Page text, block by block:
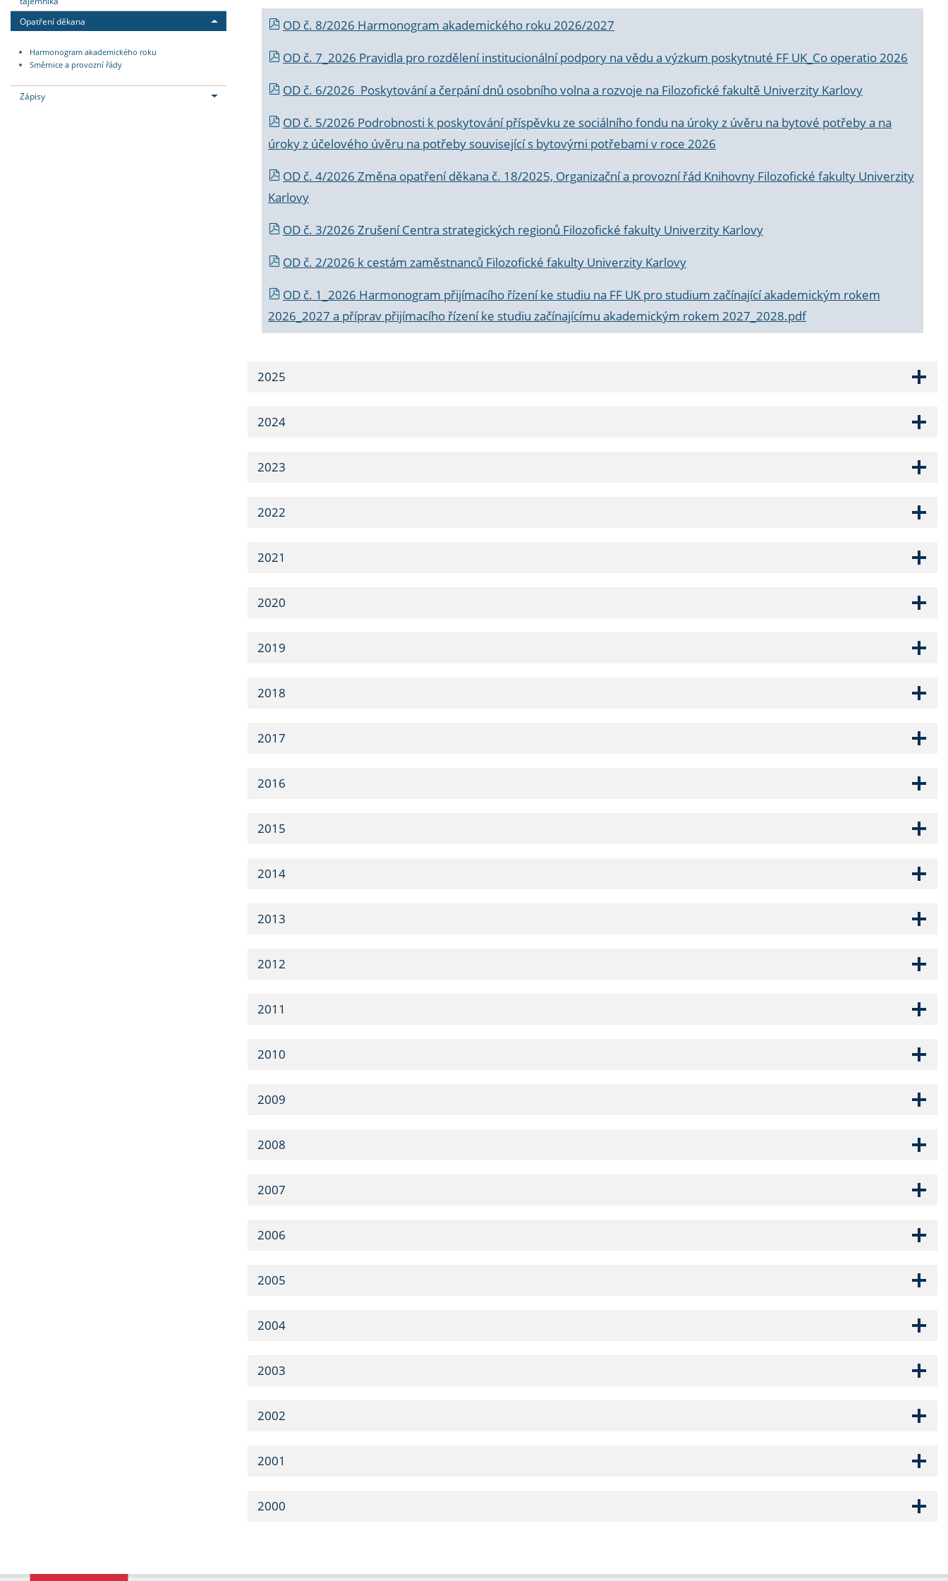
Opatření děkana
Harmonogram akademického roku
Směrnice a provozní řády
Zápisy
OD č. 8/2026 Harmonogram akademického roku 2026/2027
OD č. 7_2026 Pravidla pro rozdělení institucionální podpory na vědu a výzkum poskytnuté FF UK_Co operatio 2026
OD č. 6/2026 Poskytování a čerpání dnů osobního volna a rozvoje na Filozofické fakultě Univerzity Karlovy
OD č. 5/2026 Podrobnosti k poskytování příspěvku ze sociálního fondu na úroky z úvěru na bytové potřeby a na
úroky z účelového úvěru na potřeby související s bytovými potřebami v roce 2026
OD č. 4/2026 Změna opatření děkana č. 18/2025, Organizační a provozní řád Knihovny Filozofické fakulty Univerzity
Karlovy
OD č. 3/2026 Zrušení Centra strategických regionů Filozofické fakulty Univerzity Karlovy
OD č. 2/2026 k cestám zaměstnanců Filozofické fakulty Univerzity Karlovy
OD č. 1_2026 Harmonogram přijímacího řízení ke studiu na FF UK pro studium začínající akademickým rokem
2026_2027 a příprav přijímacího řízení ke studiu začínajícímu akademickým rokem 2027_2028.pdf
2025
2024
2023
2022
2021
2020
2019
2018
2017
2016
2015
2014
2013
2012
2011
2010
2009
2008
2007
2006
2005
2004
2003
2002
2001
2000